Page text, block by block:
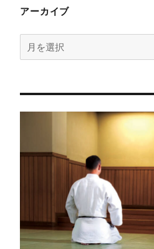
アーカイブ
ー
イ